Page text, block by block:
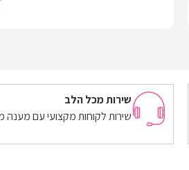
הוספה לסל
שירות מכל הלב
שירות לקוחות מקצועי עם מענה